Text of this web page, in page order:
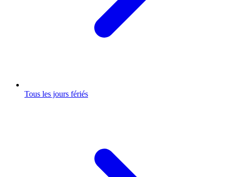
Tous les jours fériés